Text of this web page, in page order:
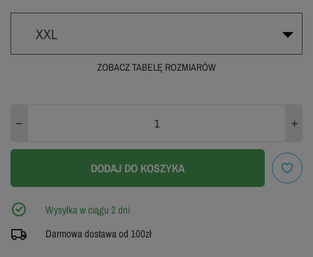
XXL
S
WYPRZEDANE
XL
WYPRZEDANE
3XL
ZOBACZ TABELĘ ROZMIARÓW
ZOBACZ TABELĘ ROZMIARÓW
DODAJ DO KOSZYKA
Wysyłka w ciągu 2 dni
Darmowa dostawa od 100zł